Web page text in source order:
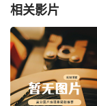
相关影片